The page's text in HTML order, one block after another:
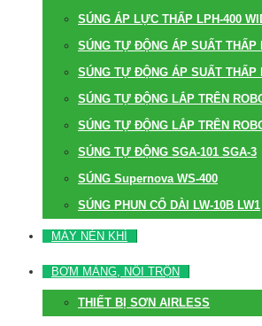
SÚNG ÁP LỰC THẤP LPH-400
SÚNG TỰ ĐỘNG ÁP SUẤT THẤP
SÚNG TỰ ĐỘNG ÁP SUẤT THẤP
SÚNG TỰ ĐỘNG LẮP TRÊN
SÚNG TỰ ĐỘNG LẮP TRÊN
SÚNG TỰ ĐỘNG SGA-101 SGA-3
SÚNG Supernova WS-400
SÚNG PHUN CỔ DÀI LW-10B LW1
MÁY NÉN KHÍ
BƠM MÀNG, NỒI TRỘN
THIẾT BỊ SƠN AIRLESS